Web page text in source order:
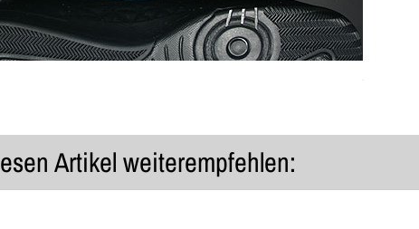
Artikel weiterempfehlen: